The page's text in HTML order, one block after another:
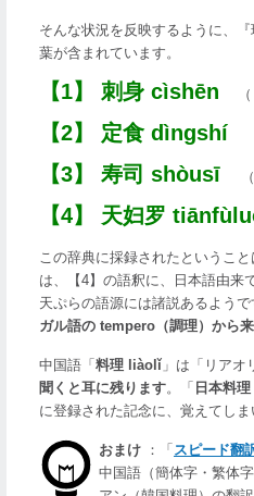
そんな状況を反映するように、
葉が含まれています。
【1】 刺身 cìshēn （
【2】 定食 dìngshí
【3】 寿司 shòusī （
【4】 天妇罗
この辞典に採録されたということ
は、【4】の語釈に、日本語由来
天ぷらの語源には諸説あるよう
ガル語の tempero（調理）から
中国語「 料理 liàolǐ 」は「リアオ
聞くと耳に残ります。「 日本料
に登録された記念に、覚えてしま
おまけ ：「 スピード翻
中国語（簡体字・繁体